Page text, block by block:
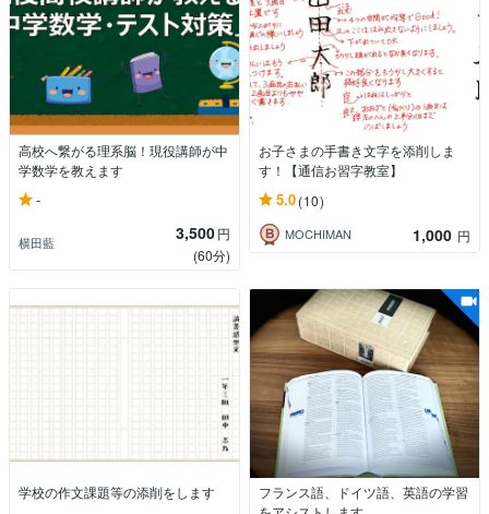
高校へ繋がる理系脳！現役講師が中
学数学を教えます
-
横田藍 3,500円
(60分)
お子さまの手書き文字を添削しま
す！【通信お習字教室】
5.0(10)
MOCHIMAN 1,000 円
学校の作文課題等の添削をします
フランス語、ドイツ語、英語の学習